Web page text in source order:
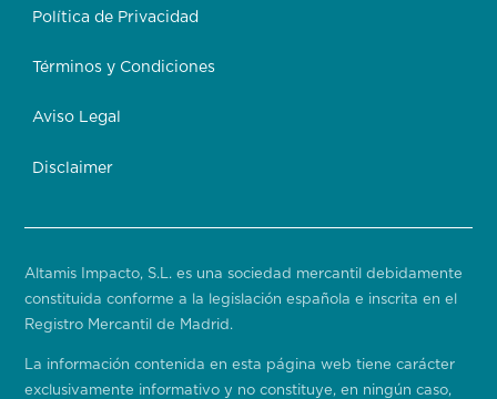
Política de Privacidad
Términos y Condiciones
Aviso Legal
Disclaimer
Altamis Impacto, S.L. es una sociedad mercantil debidamente
constituida conforme a la legislación española e inscrita en el
Registro Mercantil de Madrid.
La información contenida en esta página web tiene carácter
exclusivamente informativo y no constituye, en ningún caso,